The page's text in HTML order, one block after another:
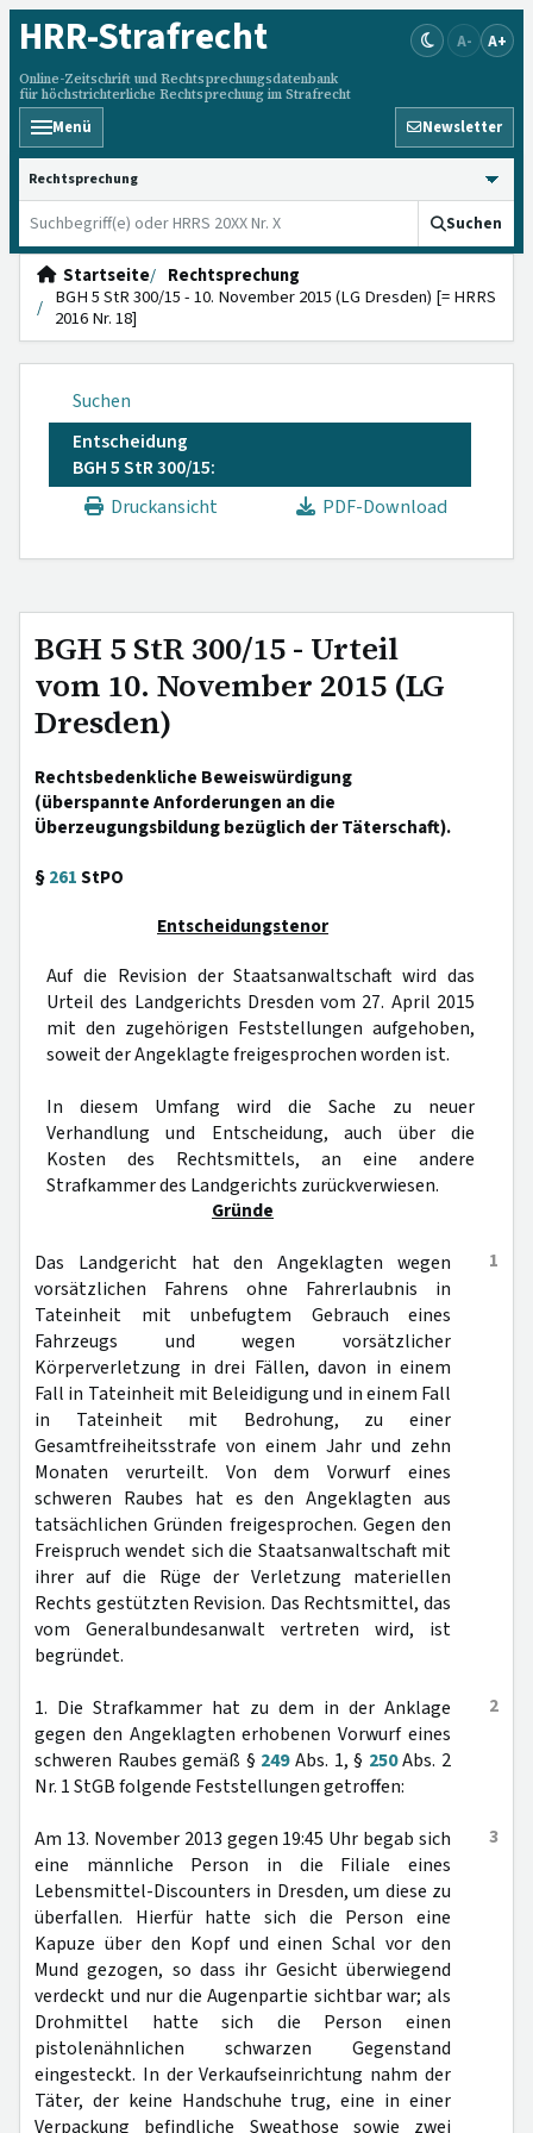
HRR-Strafrecht
Online-Zeitschrift und Rechtsprechungsdatenbank
für höchstrichterliche Rechtsprechung im Strafrecht
A- A+
Menü Newsletter
HRRS durchsuchen
Suchen
Startseite
Rechtsprechung
BGH 5 StR 300/15 - 10. November 2015 (LG Dresden) [= HRRS
2016 Nr. 18]
Suchen
Entscheidung
BGH 5 StR 300/15:
Druckansicht
PDF-Download
BGH 5 StR 300/15 - Urteil
vom 10. November 2015 (LG
Dresden)
Rechtsbedenkliche Beweiswürdigung
(überspannte Anforderungen an die
Überzeugungsbildung bezüglich der Täterschaft).
§261StPO
Entscheidungstenor
Auf die Revision der Staatsanwaltschaft wird das
Urteil des Landgerichts Dresden vom 27. April 2015
mit den zugehörigen Feststellungen aufgehoben,
soweit der Angeklagte freigesprochen worden ist.
In diesem Umfang wird die Sache zu neuer
Verhandlung und Entscheidung, auch über die
Kosten des Rechtsmittels, an eine andere
Strafkammer des Landgerichts zurückverwiesen.
Gründe
1
Das Landgericht hat den Angeklagten wegen
vorsätzlichen Fahrens ohne Fahrerlaubnis in
Tateinheit mit unbefugtem Gebrauch eines
Fahrzeugs und wegen vorsätzlicher
Körperverletzung in drei Fällen, davon in einem
Fall in Tateinheit mit Beleidigung und in einem Fall
in Tateinheit mit Bedrohung, zu einer
Gesamtfreiheitsstrafe von einem Jahr und zehn
Monaten verurteilt. Von dem Vorwurf eines
schweren Raubes hat es den Angeklagten aus
tatsächlichen Gründen freigesprochen. Gegen den
Freispruch wendet sich die Staatsanwaltschaft mit
ihrer auf die Rüge der Verletzung materiellen
Rechts gestützten Revision. Das Rechtsmittel, das
vom Generalbundesanwalt vertreten wird, ist
begründet.
2
1. Die Strafkammer hat zu dem in der Anklage
gegen den Angeklagten erhobenen Vorwurf eines
schweren Raubes gemäß § 249Abs. 1, § 250Abs. 2
Nr. 1 StGB folgende Feststellungen getroffen:
3
Am 13. November 2013 gegen 19:45 Uhr begab sich
eine männliche Person in die Filiale eines
Lebensmittel-Discounters in Dresden, um diese zu
überfallen. Hierfür hatte sich die Person eine
Kapuze über den Kopf und einen Schal vor den
Mund gezogen, so dass ihr Gesicht überwiegend
verdeckt und nur die Augenpartie sichtbar war; als
Drohmittel hatte sich die Person einen
pistolenähnlichen schwarzen Gegenstand
eingesteckt. In der Verkaufseinrichtung nahm der
Täter, der keine Handschuhe trug, eine in einer
Verpackung befindliche Sweathose sowie zwei